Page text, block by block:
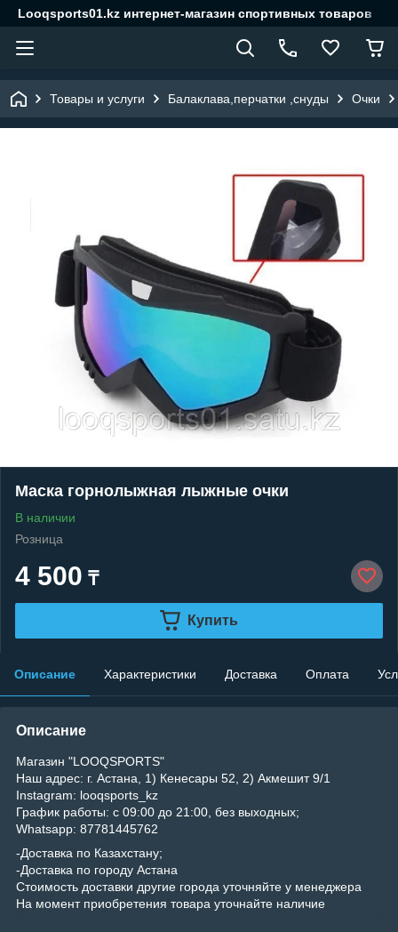
Looqsports01.kz интернет-магазин спортивных товаров
Товары и услуги Балаклава,перчатки ,снуды Очки
Маска горнолыжная лыжные очки
В наличии
Розница
4 500 ₸
Купить
Описание Характеристики Доставка Оплата
Описание
Магазин "LOOQSPORTS"
Наш адрес: г. Астана, 1) Кенесары 52, 2) Акмешит 9/1
Instagram: looqsports_kz
График работы: с 09:00 до 21:00, без выходных;
Whatsapp: 87781445762
-Доставка по Казахстану;
-Доставка по городу Астана
Стоимость доставки другие города уточняйте у менеджера
На момент приобретения товара уточнайте наличие